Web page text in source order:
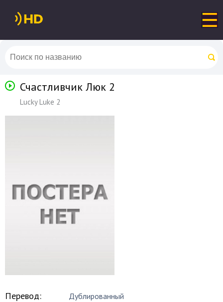
Счастливчик Люк 2
Lucky Luke 2
Перевод: Дублированный